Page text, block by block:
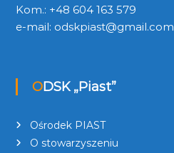
Kom.: +48 604 163 579
e-mail: odskpiast@gmail.com
ODSK „Piast”
Ośrodek PIAST
O stowarzyszeniu